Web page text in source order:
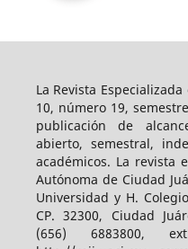
La Revista
10, número 19,
publicación de
abierto, semestral,
académicos. La revista
Autónoma de Ciudad
Universidad y H.
CP. 32300, Ciudad
(656) 6883800,